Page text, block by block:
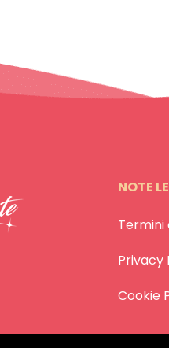
NOTE
Termini
Privacy
Cookie